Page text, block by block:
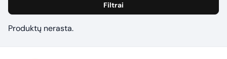
Filtrai
Produktų nerasta.